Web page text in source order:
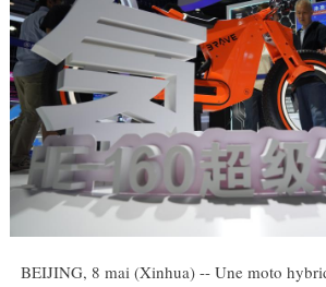
BEIJING, 8 mai (Xinhua) -- Une moto